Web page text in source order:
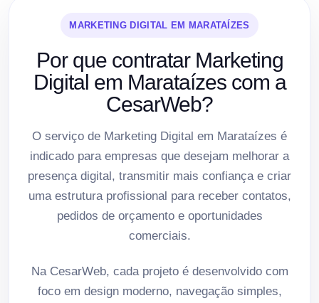
MARKETING DIGITAL EM MARATAÍZES
Por que contratar Marketing
Digital em Marataízes com a
CesarWeb?
O serviço de Marketing Digital em Marataízes é
indicado para empresas que desejam melhorar a
presença digital, transmitir mais confiança e criar
uma estrutura profissional para receber contatos,
pedidos de orçamento e oportunidades
comerciais.
Na CesarWeb, cada projeto é desenvolvido com
foco em design moderno, navegação simples,